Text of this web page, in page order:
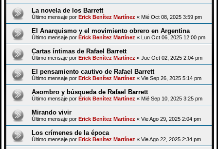
La novela de los Barrett
Último mensaje por Erick Benítez Martínez « Mié Oct 08, 2025 3:59 pm
El Anarquismo y el movimiento obrero en Argentina
Último mensaje por Erick Benítez Martínez « Lun Oct 06, 2025 12:00 pm
Cartas íntimas de Rafael Barrett
Último mensaje por Erick Benítez Martínez « Jue Oct 02, 2025 2:04 pm
El pensamiento cautivo de Rafael Barrett
Último mensaje por Erick Benítez Martínez « Vie Sep 26, 2025 5:14 pm
Asombro y búsqueda de Rafael Barrett
Último mensaje por Erick Benítez Martínez « Mié Sep 10, 2025 3:25 pm
Mirando vivir
Último mensaje por Erick Benítez Martínez « Vie Ago 29, 2025 2:04 pm
Los crímenes de la época
Último mensaje por Erick Benítez Martínez « Vie Ago 22, 2025 2:34 pm